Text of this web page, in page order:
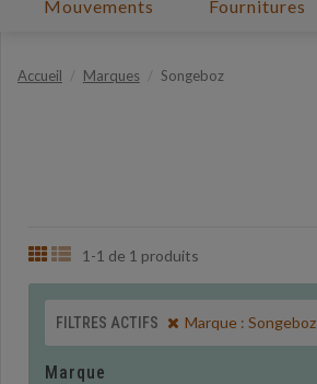
Mouvements Fournitures
Accueil Marques Songeboz
1-1 de 1 produits
FILTRES ACTIFS Marque : Songeboz
Marque